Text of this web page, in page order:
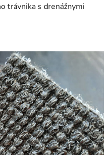
trávnika s drenážnymi